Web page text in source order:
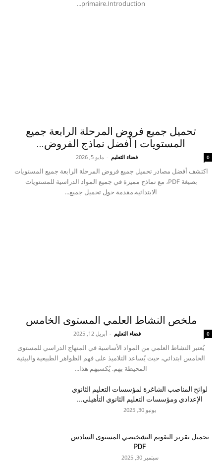
primaire.Introduction...
تحميل جميع فروض المرحلة الرابعة جميع
المستويات | أفضل نماذج الفروض...
فضاء التعليم - مايو 5, 2026 0
اكتشف أفضل مصادر تحميل جميع فروض المرحلة الرابعة جميع المستويات
بصيغة PDF، مع نماذج مميزة في جميع المواد الدراسية للمستويات
الابتدائية.مقدمة حول تحميل جميع...
ملخص النشاط العلمي المستوى الخامس
فضاء التعليم - أبريل 12, 2025 0
يُعتبر النشاط العلمي من المواد الأساسية في المنهاج الدراسي للمستوى
الخامس ابتدائي، حيث يُساعد التلاميذ على فهم الظواهر الطبيعية والبيئية
المحيطة بهم. يُكسبهم هذا...
لوائح المناصب الشاغرة لمؤسسات التعليم الثانوي
الإعدادي ومؤسسات التعليم الثانوي التأهيلي...
يونيو 30, 2025
تحميل تقرير التقويم التشخيصي المستوى السادس
PDF
سبتمبر 30, 2025